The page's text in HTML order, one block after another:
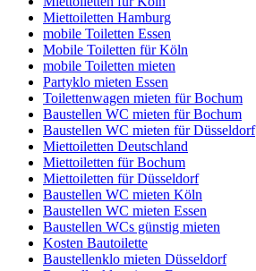
Miettoiletten Hamburg
mobile Toiletten Essen
Mobile Toiletten für Köln
mobile Toiletten mieten
Partyklo mieten Essen
Toilettenwagen mieten für Bochum
Baustellen WC mieten für Bochum
Baustellen WC mieten für Düsseldorf
Miettoiletten Deutschland
Miettoiletten für Bochum
Miettoiletten für Düsseldorf
Baustellen WC mieten Köln
Baustellen WC mieten Essen
Baustellen WCs günstig mieten
Kosten Bautoilette
Baustellenklo mieten Düsseldorf